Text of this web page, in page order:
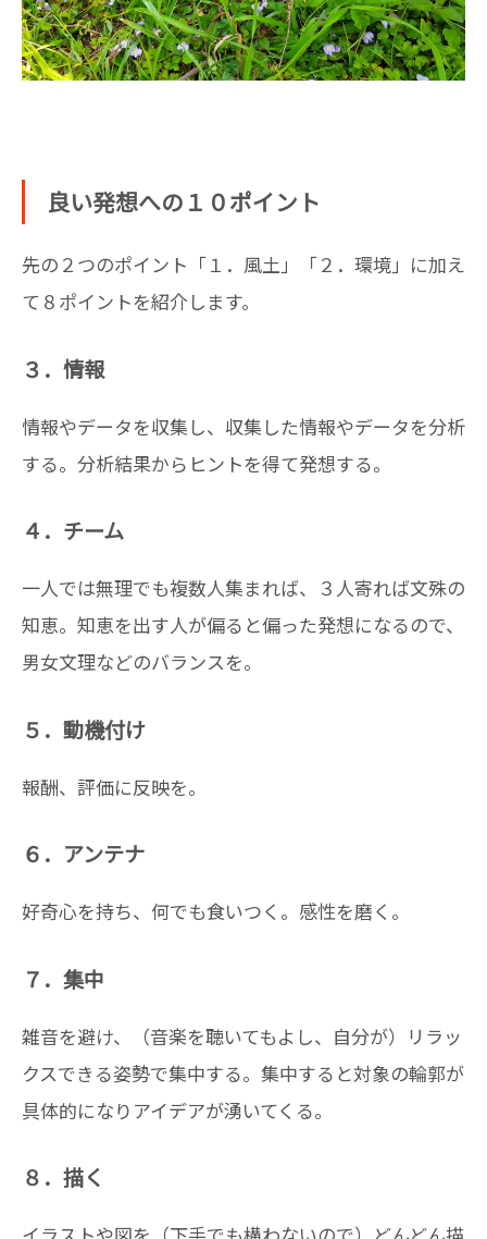
良い発想への１０ポイント
先の２つのポイント「１．風土」「２．環境」に加え
て８ポイントを紹介します。
３．情報
情報やデータを収集し、収集した情報やデータを分析
する。分析結果からヒントを得て発想する。
４．チーム
一人では無理でも複数人集まれば、３人寄れば文殊の
知恵。知恵を出す人が偏ると偏った発想になるので、
男女文理などのバランスを。
５．動機付け
報酬、評価に反映を。
６．アンテナ
好奇心を持ち、何でも食いつく。感性を磨く。
７．集中
雑音を避け、（音楽を聴いてもよし、自分が）リラッ
クスできる姿勢で集中する。集中すると対象の輪郭が
具体的になりアイデアが湧いてくる。
８．描く